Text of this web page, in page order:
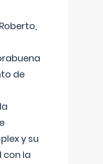
de
y su
la